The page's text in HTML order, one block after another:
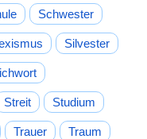
Schwester
Silvester
Streit Studium
Trauer Traum